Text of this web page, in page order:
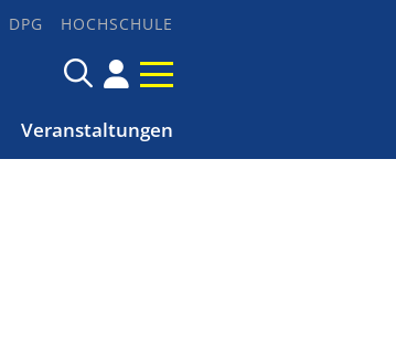
DPG HOCHSCHULE
Veranstaltungen